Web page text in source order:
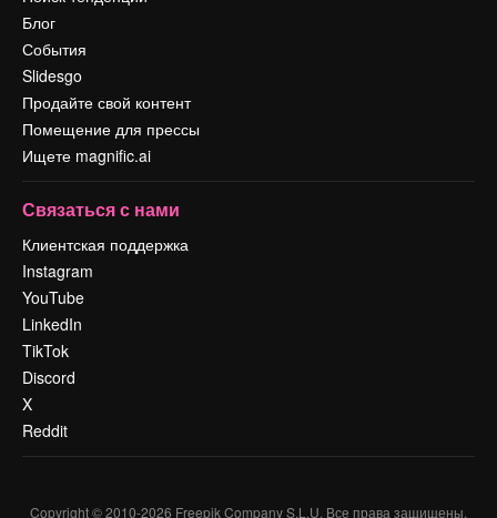
Блог
События
Slidesgo
Продайте свой контент
Помещение для прессы
Ищете magnific.ai
Связаться с нами
Клиентская поддержка
Instagram
YouTube
LinkedIn
TikTok
Discord
X
Reddit
Copyright © 2010-2026 Freepik Company S.L.U. Все права защищены.